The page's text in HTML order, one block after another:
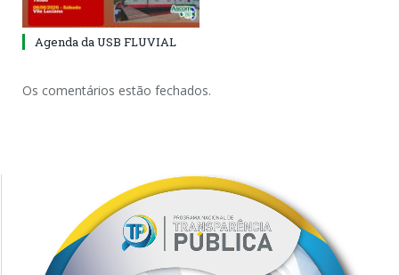
Agenda da USB FLUVIAL
Os comentários estão fechados.